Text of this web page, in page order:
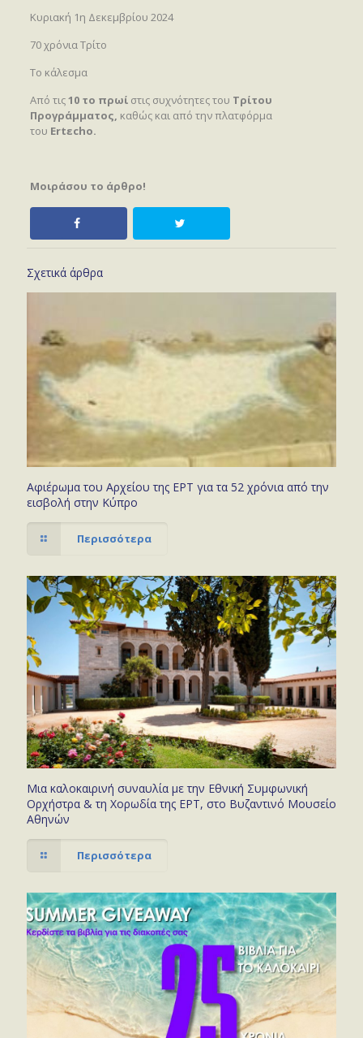
Κυριακή 1η Δεκεμβρίου 2024
70 χρόνια Τρίτο
Το κάλεσμα
Από τις10 το πρωίστις συχνότητες του Τρίτου
Προγράμματος, καθώς και από την πλατφόρμα
του Ertεcho.
Μοιράσου το άρθρο!
Σχετικά άρθρα
Αφιέρωμα του Αρχείου της ΕΡΤ για τα 52 χρόνια από την
εισβολή στην Κύπρο
Περισσότερα
Μια καλοκαιρινή συναυλία με την Εθνική Συμφωνική
Ορχήστρα & τη Χορωδία της ΕΡΤ, στο Βυζαντινό Μουσείο
Αθηνών
Περισσότερα